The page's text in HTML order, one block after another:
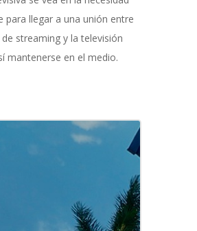
para llegar a una unión entre
streaming y la televisión
mantenerse en el medio.